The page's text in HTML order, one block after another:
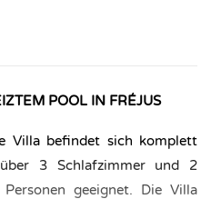
POOL IN FRÉJUS
Villa befindet sich komplett
3 Schlafzimmer und 2
geeignet. Die Villa